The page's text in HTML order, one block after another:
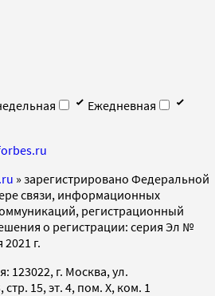
Ежедневная
» зарегистрировано Федеральной
связи, информационных
регистрационный
о регистрации: серия Эл №
г.
123022, г. Москва, ул.
15, эт. 4, пом. X, ком. 1